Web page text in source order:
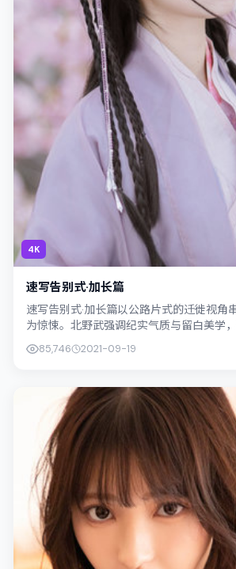
4K
速写告别式·加长篇
速写告别式·加长篇以公路片式的迁徙视角
为惊悚。北野武强调纪实气质与留白美学
冷内热之间切换；若你正在查找泰国（...
85,746 2021-09-19